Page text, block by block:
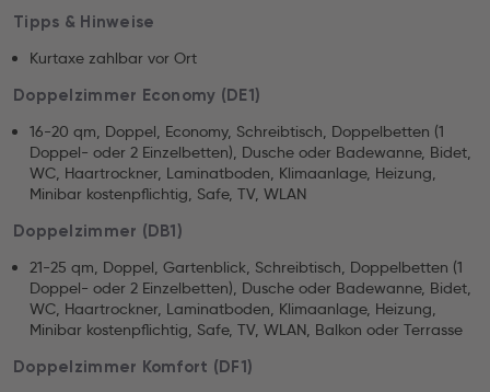
Tipps & Hinweise
Kurtaxe zahlbar vor Ort
Doppelzimmer Economy (DE1)
16-20 qm, Doppel, Economy, Schreibtisch, Doppelbetten (1
Doppel- oder 2 Einzelbetten), Dusche oder Badewanne, Bidet,
WC, Haartrockner, Laminatboden, Klimaanlage, Heizung,
Minibar kostenpflichtig, Safe, TV, WLAN
Doppelzimmer (DB1)
21-25 qm, Doppel, Gartenblick, Schreibtisch, Doppelbetten (1
Doppel- oder 2 Einzelbetten), Dusche oder Badewanne, Bidet,
WC, Haartrockner, Laminatboden, Klimaanlage, Heizung,
Minibar kostenpflichtig, Safe, TV, WLAN, Balkon oder Terrasse
Doppelzimmer Komfort (DF1)